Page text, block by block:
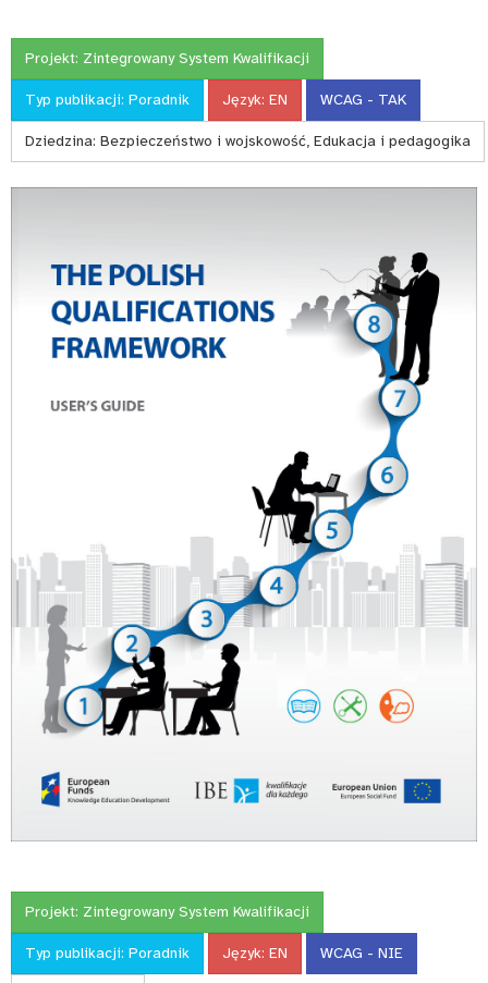
Projekt: Zintegrowany System Kwalifikacji
Typ publikacji: Poradnik Język: EN WCAG - TAK
Dziedzina: Bezpieczeństwo i wojskowość, Edukacja i pedagogika
Projekt: Zintegrowany System Kwalifikacji
Typ publikacji: Poradnik Język: EN WCAG - NIE